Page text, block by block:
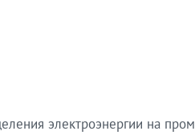
электроэнергии на